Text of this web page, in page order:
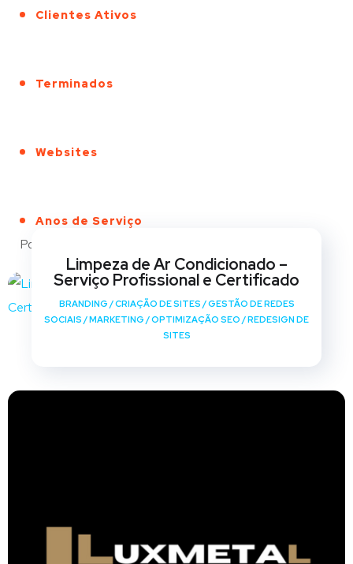
Clientes Ativos
Terminados
Websites
Anos de Serviço
Portfólio
Limpeza de Ar Condicionado –
Serviço Profissional e Certificado
BRANDING /CRIAÇÃO DE SITES /GESTÃO DE REDES
SOCIAIS /MARKETING /OPTIMIZAÇÃO SEO /REDESIGN DE
SITES